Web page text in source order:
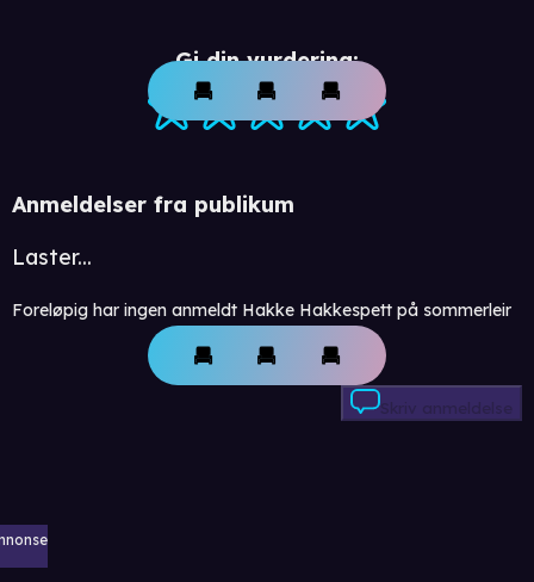
Gi din vurdering:
Anmeldelser fra publikum
Laster...
Foreløpig har ingen anmeldt Hakke Hakkespett på sommerleir
Skriv anmeldelse